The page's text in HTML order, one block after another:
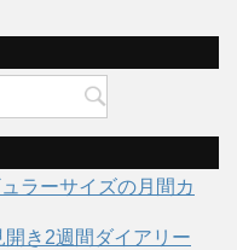
ラーサイズの月間カ
開き2週間ダイアリー